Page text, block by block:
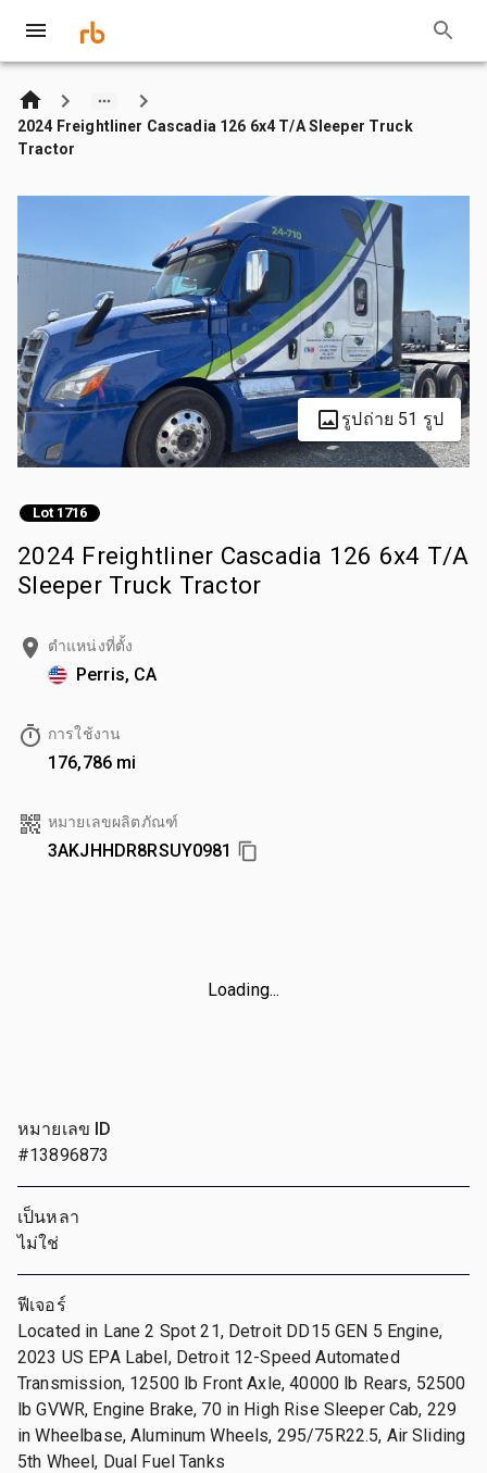
2024 Freightliner Cascadia 126 6x4 T/A Sleeper Truck
Tractor
รูปถ่าย 51 รูป
Lot 1716
2024 Freightliner Cascadia 126 6x4 T/A
Sleeper Truck Tractor
ตำแหน่งที่ตั้ง
Perris, CA
การใช้งาน
176,786 mi
หมายเลขผลิตภัณฑ์
3AKJHHDR8RSUY0981
Loading...
หมายเลข ID
#13896873
เป็นหลา
ไม่ใช่
ฟีเจอร์
Located in Lane 2 Spot 21, Detroit DD15 GEN 5 Engine,
2023 US EPA Label, Detroit 12-Speed Automated
Transmission, 12500 lb Front Axle, 40000 lb Rears, 52500
lb GVWR, Engine Brake, 70 in High Rise Sleeper Cab, 229
in Wheelbase, Aluminum Wheels, 295/75R22.5, Air Sliding
5th Wheel, Dual Fuel Tanks